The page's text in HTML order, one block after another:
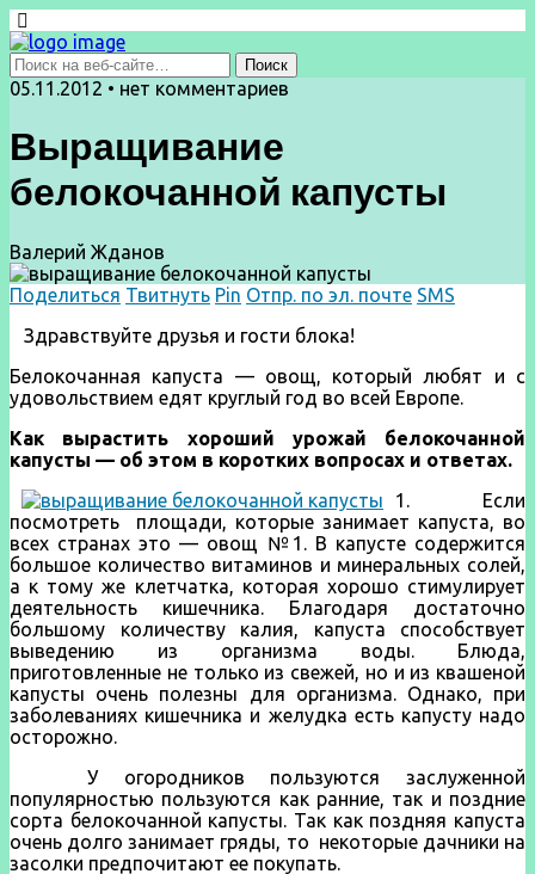
05.11.2012 • нет комментариев
Выращивание
белокочанной капусты
Валерий Жданов
Поделиться Твитнуть Pin Отпр. по эл. почте SMS
Здравствуйте друзья и гости блока!
Белокочанная капуста — овощ, который любят и с
удовольствием едят круглый год во всей Европе.
Как вырастить хороший урожай белокочанной
капусты — об этом в коротких вопросах и ответах.
1. Если
посмотреть площади, которые занимает капуста, во
всех странах это — овощ №1. В капусте содержится
большое количество витаминов и минеральных солей,
а к тому же клетчатка, которая хорошо стимулирует
деятельность кишечника. Благодаря достаточно
большому количеству калия, капуста способствует
выведению из организма воды. Блюда,
приготовленные не только из свежей, но и из квашеной
капусты очень полезны для организма. Однако, при
заболеваниях кишечника и желудка есть капусту надо
осторожно.
У огородников пользуются заслуженной
популярностью пользуются как ранние, так и поздние
сорта белокочанной капусты. Так как поздняя капуста
очень долго занимает гряды, то некоторые дачники на
засолки предпочитают ее покупать.